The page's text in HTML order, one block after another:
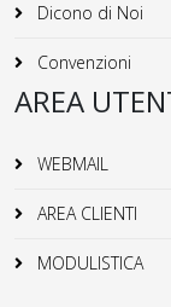
Dicono di Noi
Convenzioni
AREA
WEBMAIL
AREA CLIENTI
MODULISTICA